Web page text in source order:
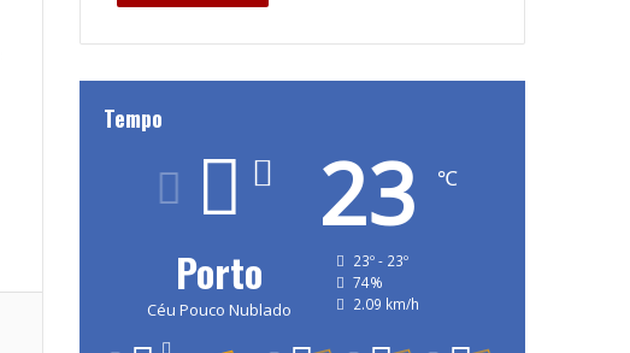
Tempo
Porto
Céu Pouco Nublado
23 ℃
23º - 23º
74%
2.09 km/h